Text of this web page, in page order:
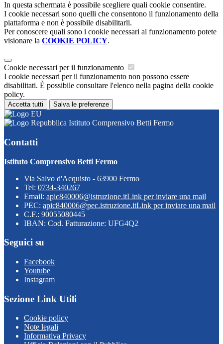
In questa schermata è possibile scegliere quali cookie consentire.
I cookie necessari sono quelli che consentono il funzionamento della
piattaforma e non è possibile disabilitarli.
Per conoscere quali sono i cookie necessari al funzionamento potete
visionare la COOKIE POLICY.
Cookie necessari per il funzionamento
I cookie necessari per il funzionamento non possono essere
disabilitati. È possibile consultare l'elenco nella pagina della cookie
policy.
Accetta tutti Salva le preferenze
Istituto Comprensivo Betti Fermo
Contatti
Istituto Comprensivo Betti Fermo
Via Salvo d'Acquisto - 63900 Fermo
Tel: 0734-340267
Email: apic840006@istruzione.itLink per inviare una mail
PEC: apic840006@pec.istruzione.itLink per inviare una mail
C.F.: 90055080445
IBAN: Cod. Fatturazione: UFG4Q2
Seguici su
Facebook
Youtube
Instagram
Sezione Link Utili
Cookie policy
Note legali
Informativa Privacy